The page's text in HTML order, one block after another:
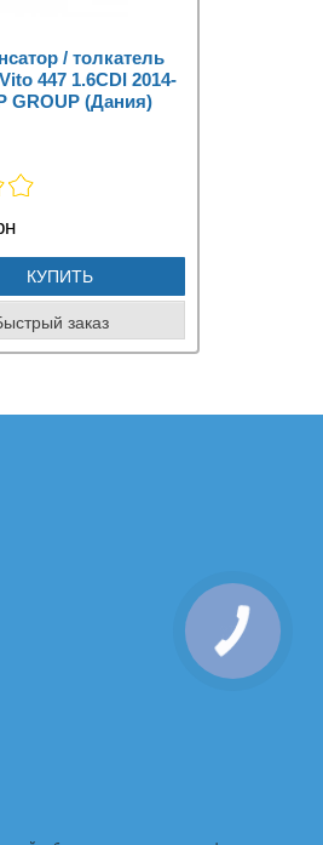
/ толкатель
447 1.6CDI 2014-
GROUP (Дания)
КУПИТЬ
заказ